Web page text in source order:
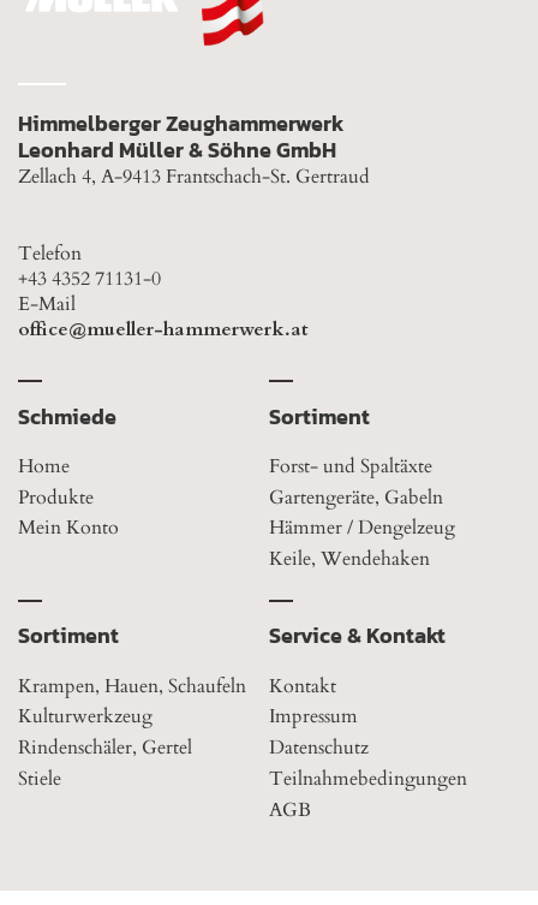
Himmelberger Zeughammerwerk
Leonhard Müller & Söhne GmbH
Zellach 4, A-9413 Frantschach-St. Gertraud
Telefon
+43 4352 71131-0
E-Mail
office@mueller-hammerwerk.at
Schmiede
Home
Produkte
Mein Konto
Sortiment
Forst- und Spaltäxte
Gartengeräte, Gabeln
Hämmer / Dengelzeug
Keile, Wendehaken
Sortiment
Krampen, Hauen, Schaufeln
Kulturwerkzeug
Rindenschäler, Gertel
Stiele
Service & Kontakt
Kontakt
Impressum
Datenschutz
Teilnahmebedingungen
AGB